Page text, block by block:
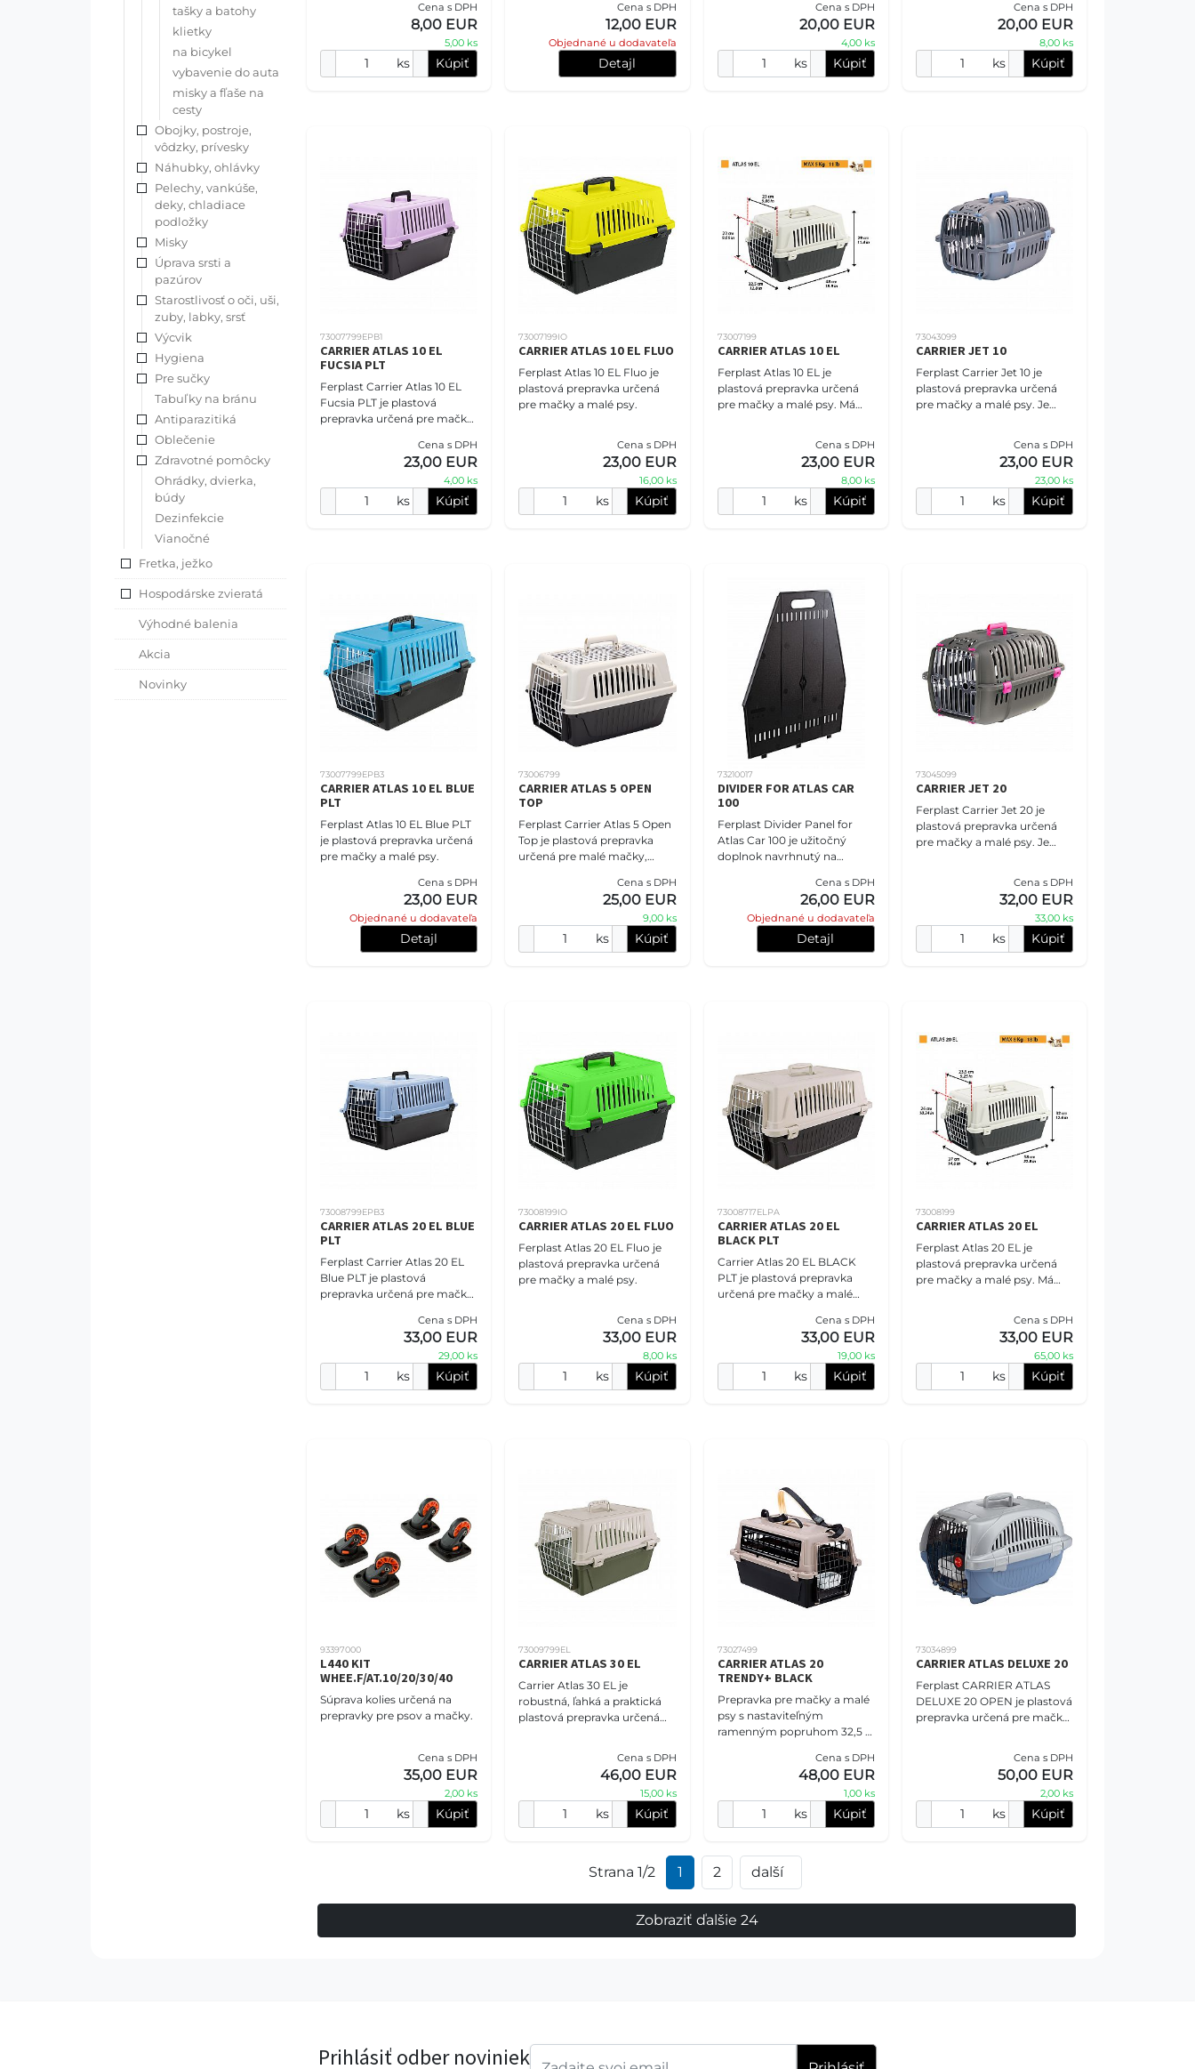
tašky a batohy
klietky
na bicykel
vybavenie do auta
misky a fľaše na
cesty
Obojky, postroje,
vôdzky, prívesky
Náhubky, ohlávky
Pelechy, vankúše,
deky, chladiace
podložky
Misky
Úprava srsti a
pazúrov
Starostlivosť o oči, uši,
zuby, labky, srsť
Výcvik
Hygiena
Pre sučky
Tabuľky na bránu
Antiparazitiká
Oblečenie
Zdravotné pomôcky
Ohrádky, dvierka,
búdy
Dezinfekcie
Vianočné
Fretka, ježko
Hospodárske zvieratá
Výhodné balenia
Akcia
Novinky
bavlneného materiálu a
poskytuje pohodlné miesto
Cena s DPH
8,00 EUR
5,00 ks
ks Kúpiť
bavlneného materiálu a
poskytuje pohodlné miesto
Cena s DPH
12,00 EUR
Objednané u dodavateľa
Detajl
Cena s DPH
20,00 EUR
4,00 ks
ks Kúpiť
dvoch častí, ktoré sú
Cena s DPH
20,00 EUR
8,00 ks
ks Kúpiť
73007799EPB1
CARRIER ATLAS 10 EL
FUCSIA PLT
Ferplast Carrier Atlas 10 EL
Fucsia PLT je plastová
prepravka určená pre mačky
Cena s DPH
23,00 EUR
4,00 ks
ks Kúpiť
73007199IO
CARRIER ATLAS 10 EL FLUO
Ferplast Atlas 10 EL Fluo je
plastová prepravka určená
pre mačky a malé psy.
Cena s DPH
23,00 EUR
16,00 ks
ks Kúpiť
73007199
CARRIER ATLAS 10 EL
Ferplast Atlas 10 EL je
plastová prepravka určená
pre mačky a malé psy. Má
(dĺžka) x 48 cm (šírka
Cena s DPH
23,00 EUR
8,00 ks
ks Kúpiť
73043099
CARRIER JET 10
Ferplast Carrier Jet 10 je
plastová prepravka určená
pre mačky a malé psy. Je
alebo loďou. Tento inovat
Cena s DPH
23,00 EUR
23,00 ks
ks Kúpiť
73007799EPB3
CARRIER ATLAS 10 EL BLUE
PLT
Ferplast Atlas 10 EL Blue PLT
je plastová prepravka určená
pre mačky a malé psy.
Cena s DPH
23,00 EUR
Objednané u dodavateľa
Detajl
73006799
CARRIER ATLAS 5 OPEN
TOP
Ferplast Carrier Atlas 5 Open
Top je plastová prepravka
určená pre malé mačky,
Má nasledujúce vlastnosti:
Cena s DPH
25,00 EUR
9,00 ks
ks Kúpiť
73210017
DIVIDER FOR ATLAS CAR
100
Ferplast Divider Panel for
Atlas Car 100 je užitočný
doplnok navrhnutý na
aute.Tu sú niektoré kľúčové
vlastnosti: Vyrobený z pe
Cena s DPH
26,00 EUR
Objednané u dodavateľa
Detajl
73045099
CARRIER JET 20
Ferplast Carrier Jet 20 je
plastová prepravka určená
pre mačky a malé psy. Je
loďou. Tento inovat
Cena s DPH
32,00 EUR
33,00 ks
ks Kúpiť
73008799EPB3
CARRIER ATLAS 20 EL BLUE
PLT
Ferplast Carrier Atlas 20 EL
Blue PLT je plastová
prepravka určená pre mačky
Cena s DPH
33,00 EUR
29,00 ks
ks Kúpiť
73008199IO
CARRIER ATLAS 20 EL FLUO
Ferplast Atlas 20 EL Fluo je
plastová prepravka určená
pre mačky a malé psy.
Cena s DPH
33,00 EUR
8,00 ks
ks Kúpiť
73008717ELPA
CARRIER ATLAS 20 EL
BLACK PLT
Carrier Atlas 20 EL BLACK
PLT je plastová prepravka
určená pre mačky a malé
pohodlný prenos zvierat
počas cestovania alebo n
Cena s DPH
33,00 EUR
19,00 ks
ks Kúpiť
73008199
CARRIER ATLAS 20 EL
Ferplast Atlas 20 EL je
plastová prepravka určená
pre mačky a malé psy. Má
(dĺžka) x 48 cm (šírka
Cena s DPH
33,00 EUR
65,00 ks
ks Kúpiť
93397000
L440 KIT
WHEE.F/AT.10/20/30/40
Súprava kolies určená na
prepravky pre psov a mačky.
Cena s DPH
35,00 EUR
2,00 ks
ks Kúpiť
73009799EL
CARRIER ATLAS 30 EL
Carrier Atlas 30 EL je
robustná, ľahká a praktická
plastová prepravka určená
dostatok priestoru, bez
Cena s DPH
46,00 EUR
15,00 ks
ks Kúpiť
73027499
CARRIER ATLAS 20
TRENDY+ BLACK
Prepravka pre mačky a malé
psy s nastaviteľným
ramenným popruhom 32,5 x
Cena s DPH
48,00 EUR
1,00 ks
ks Kúpiť
73034899
CARRIER ATLAS DELUXE 20
Ferplast CARRIER ATLAS
DELUXE 20 OPEN je plastová
prepravka určená pre mačky
alebo lietadlom. Dvere
Cena s DPH
50,00 EUR
2,00 ks
ks Kúpiť
Strana 1/2 1 2 další
Zobraziť ďalšie 24
Prihlásiť odber noviniek